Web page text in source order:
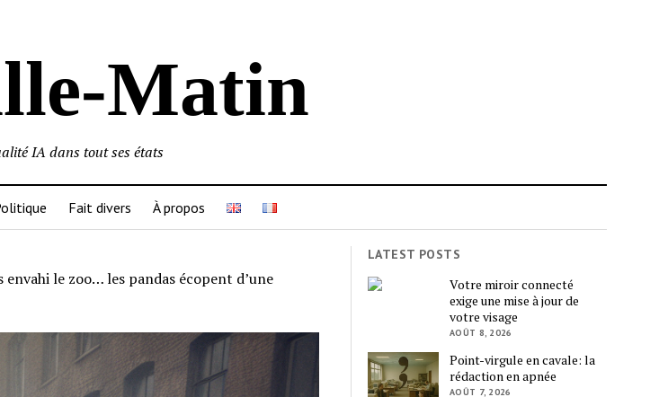
Matin
IA dans tout ses états
Fait divers À propos
envahi le zoo… les pandas écopent d’une
LATEST POSTS
Votre miroir connecté
exige une mise à jour de
votre visage
AOÛT 8, 2026
Point-virgule en cavale: la
rédaction en apnée
AOÛT 7, 2026